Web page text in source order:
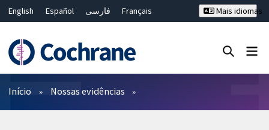
English Español فارسی
Français
Bahasa Malaysia
ไทย 繁體中文
Mais idiomas
Filtros
Início Nossas evidências